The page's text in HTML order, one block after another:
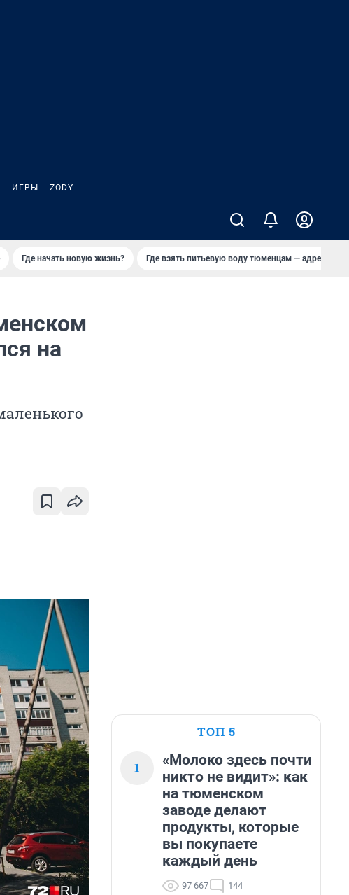
ИГРЫ ZODY
Где начать новую жизнь? Где взять питьевую воду тюменцам — адреса
на
ТОП 5
1
«Молоко здесь почти
никто не видит»: как
на тюменском
заводе делают
продукты, которые
вы покупаете
каждый день
97 667 144